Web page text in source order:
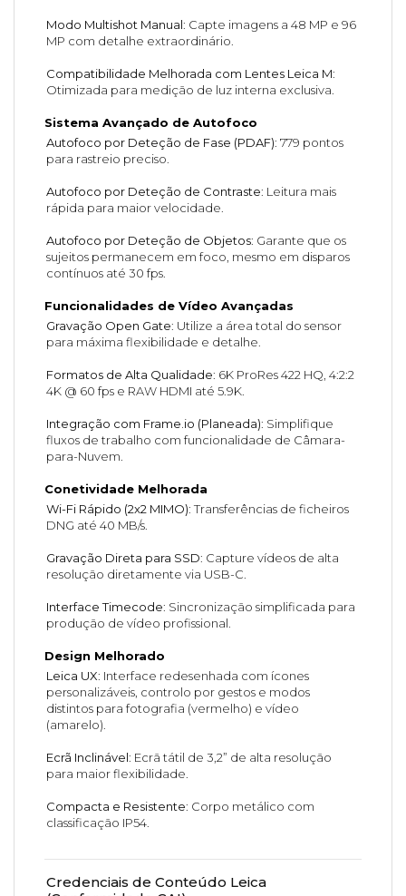
Modo Multishot Manual: Capte imagens a 48 MP e 96
MP com detalhe extraordinário.
Compatibilidade Melhorada com Lentes Leica M:
Otimizada para medição de luz interna exclusiva.
Sistema Avançado de Autofoco
Autofoco por Deteção de Fase (PDAF): 779 pontos
para rastreio preciso.
Autofoco por Deteção de Contraste: Leitura mais
rápida para maior velocidade.
Autofoco por Deteção de Objetos: Garante que os
sujeitos permanecem em foco, mesmo em disparos
contínuos até 30 fps.
Funcionalidades de Vídeo Avançadas
Gravação Open Gate: Utilize a área total do sensor
para máxima flexibilidade e detalhe.
Formatos de Alta Qualidade: 6K ProRes 422 HQ, 4:2:2
4K @ 60 fps e RAW HDMI até 5.9K.
Integração com Frame.io (Planeada): Simplifique
fluxos de trabalho com funcionalidade de Câmara-
para-Nuvem.
Conetividade Melhorada
Wi-Fi Rápido (2x2 MIMO): Transferências de ficheiros
DNG até 40 MB/s.
Gravação Direta para SSD: Capture vídeos de alta
resolução diretamente via USB-C.
Interface Timecode: Sincronização simplificada para
produção de vídeo profissional.
Design Melhorado
Leica UX: Interface redesenhada com ícones
personalizáveis, controlo por gestos e modos
distintos para fotografia (vermelho) e vídeo
(amarelo).
Ecrã Inclinável: Ecrã tátil de 3,2” de alta resolução
para maior flexibilidade.
Compacta e Resistente: Corpo metálico com
classificação IP54.
Credenciais de Conteúdo Leica